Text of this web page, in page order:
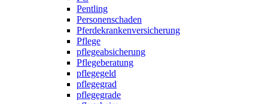
Pentling
Personenschaden
Pferdekrankenversicherung
Pflege
pflegeabsicherung
Pflegeberatung
pflegegeld
pflegegrad
pflegegrade